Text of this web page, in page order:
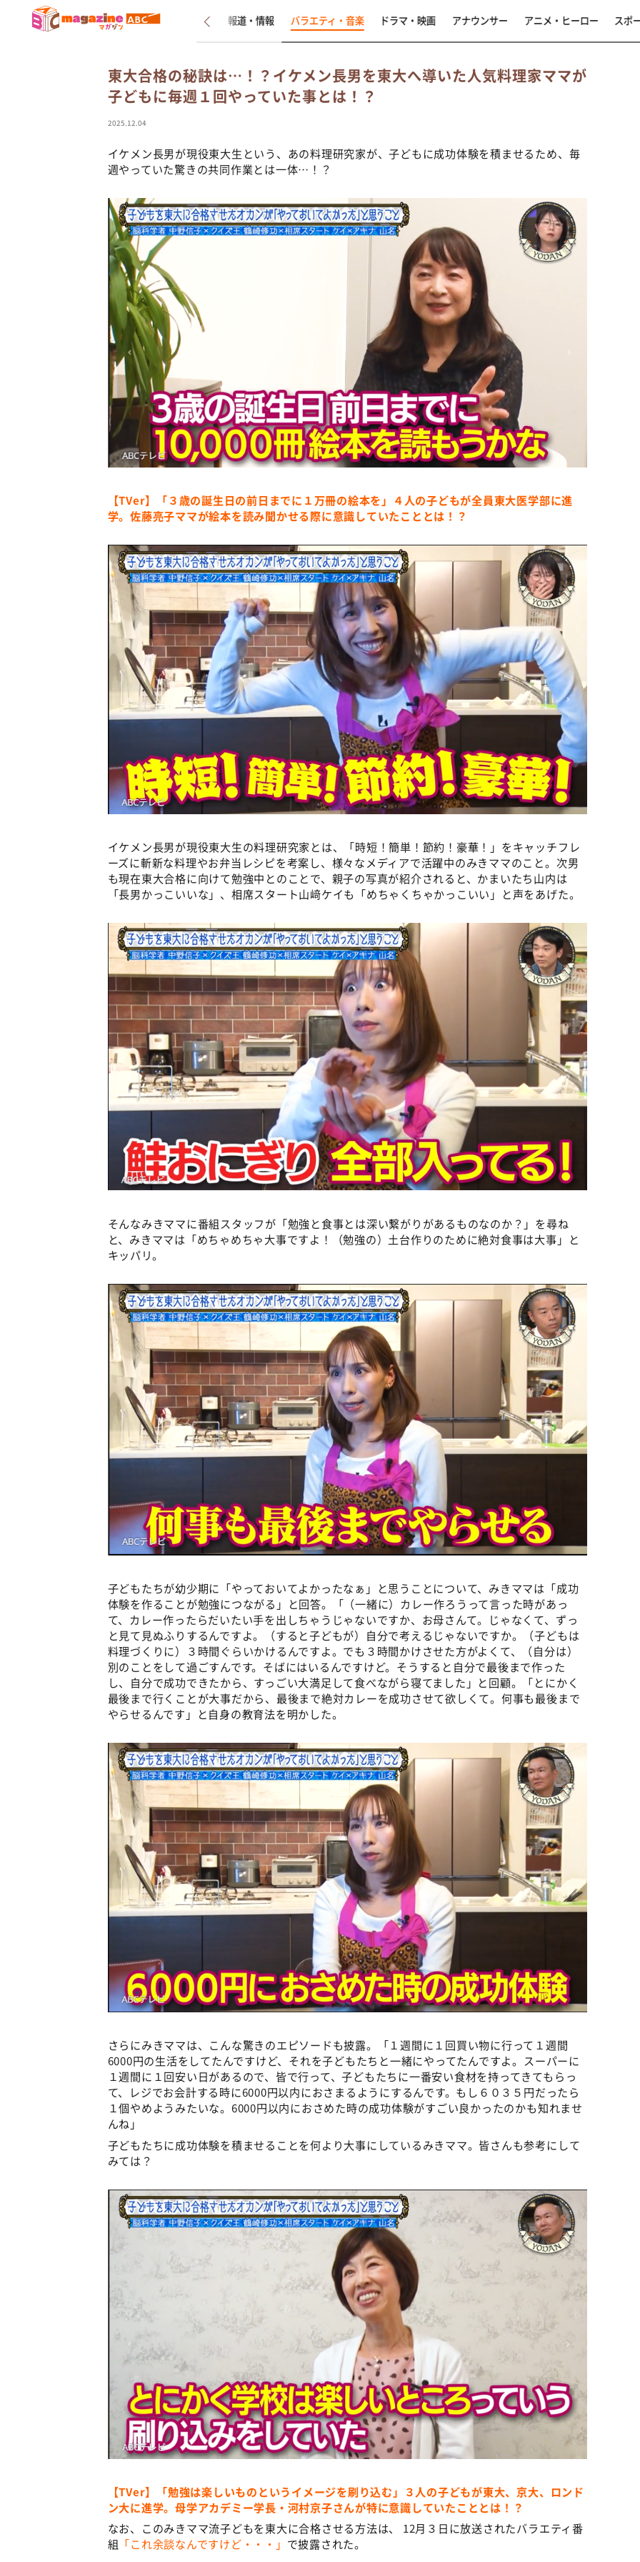
新着 インタビュー 報道・情報 バラエティ・音楽 ドラマ・映画 アナウンサー アニメ・ヒーロー スポ
東大合格の秘訣は…！？イケメン長男を東大へ導いた人気料理家ママが
子どもに毎週１回やっていた事とは！？
2025.12.04
イケメン長男が現役東大生という、あの料理研究家が、子どもに成功体験を積ませるため、毎
週やっていた驚きの共同作業とは一体…！？
【TVer】「３歳の誕生日の前日までに１万冊の絵本を」４人の子どもが全員東大医学部に進
学。佐藤亮子ママが絵本を読み聞かせる際に意識していたこととは！？
イケメン長男が現役東大生の料理研究家とは、「時短！簡単！節約！豪華！」をキャッチフレ
ーズに斬新な料理やお弁当レシピを考案し、様々なメディアで活躍中のみきママのこと。次男
も現在東大合格に向けて勉強中とのことで、親子の写真が紹介されると、かまいたち山内は
「長男かっこいいな」、相席スタート山﨑ケイも「めちゃくちゃかっこいい」と声をあげた。
そんなみきママに番組スタッフが「勉強と食事とは深い繋がりがあるものなのか？」を尋ね
と、みきママは「めちゃめちゃ大事ですよ！（勉強の）土台作りのために絶対食事は大事」と
キッパリ。
子どもたちが幼少期に「やっておいてよかったなぁ」と思うことについて、みきママは「成功
体験を作ることが勉強につながる」と回答。「（一緒に）カレー作ろうって言った時があっ
て、カレー作ったらだいたい手を出しちゃうじゃないですか、お母さんて。じゃなくて、ずっ
と見て見ぬふりするんですよ。（すると子どもが）自分で考えるじゃないですか。（子どもは
料理づくりに）３時間ぐらいかけるんですよ。でも３時間かけさせた方がよくて、（自分は）
別のことをして過ごすんです。そばにはいるんですけど。そうすると自分で最後まで作った
し、自分で成功できたから、すっごい大満足して食べながら寝てました」と回顧。「とにかく
最後まで行くことが大事だから、最後まで絶対カレーを成功させて欲しくて。何事も最後まで
やらせるんです」と自身の教育法を明かした。
さらにみきママは、こんな驚きのエピソードも披露。「１週間に１回買い物に行って１週間
6000円の生活をしてたんですけど、それを子どもたちと一緒にやってたんですよ。スーパーに
１週間に１回安い日があるので、皆で行って、子どもたちに一番安い食材を持ってきてもらっ
て、レジでお会計する時に6000円以内におさまるようにするんです。もし６０３５円だったら
１個やめようみたいな。6000円以内におさめた時の成功体験がすごい良かったのかも知れませ
んね」
子どもたちに成功体験を積ませることを何より大事にしているみきママ。皆さんも参考にして
みては？
【TVer】「勉強は楽しいものというイメージを刷り込む」３人の子どもが東大、京大、ロンド
ン大に進学。母学アカデミー学長・河村京子さんが特に意識していたこととは！？
なお、このみきママ流子どもを東大に合格させる方法は、 12月３日に放送されたバラエティ番
組 「これ余談なんですけど・・・」 で披露された。